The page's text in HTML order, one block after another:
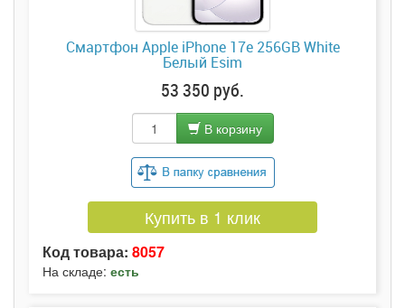
Смартфон Apple iPhone 17e 256GB White
Белый Esim
53 350 руб.
В корзину
Купить в 1 клик
Код товара: 8057
На складе: есть